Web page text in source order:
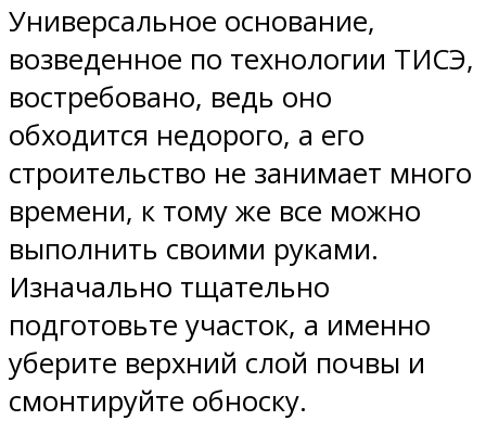
Универсальное основание,
возведенное по технологии ТИСЭ,
востребовано, ведь оно
обходится недорого, а его
строительство не занимает много
времени, к тому же все можно
выполнить своими руками.
Изначально тщательно
подготовьте участок, а именно
уберите верхний слой почвы и
смонтируйте обноску.